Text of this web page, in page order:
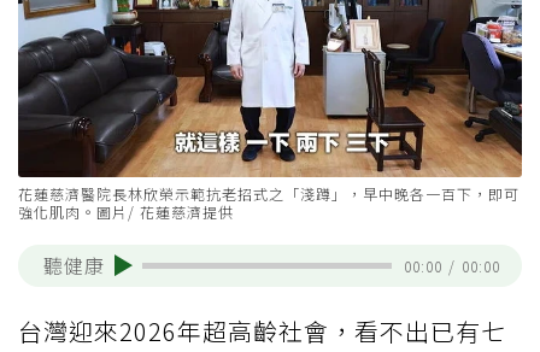
花蓮慈濟醫院長林欣榮示範抗老招式之「淺蹲」，早中晚各一百下，即可
強化肌肉。圖片/ 花蓮慈濟提供
聽健康 00:00 / 00:00
台灣迎來2026年超高齡社會，看不出已有七